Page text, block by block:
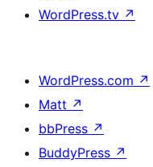
WordPress.tv ↗
WordPress.com ↗
Matt ↗
bbPress ↗
BuddyPress ↗